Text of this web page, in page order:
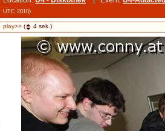
UTC 2010)
play>> ( 4 sek.)